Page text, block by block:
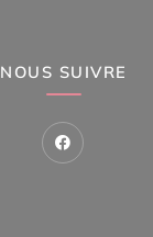
NOUS SUIVRE